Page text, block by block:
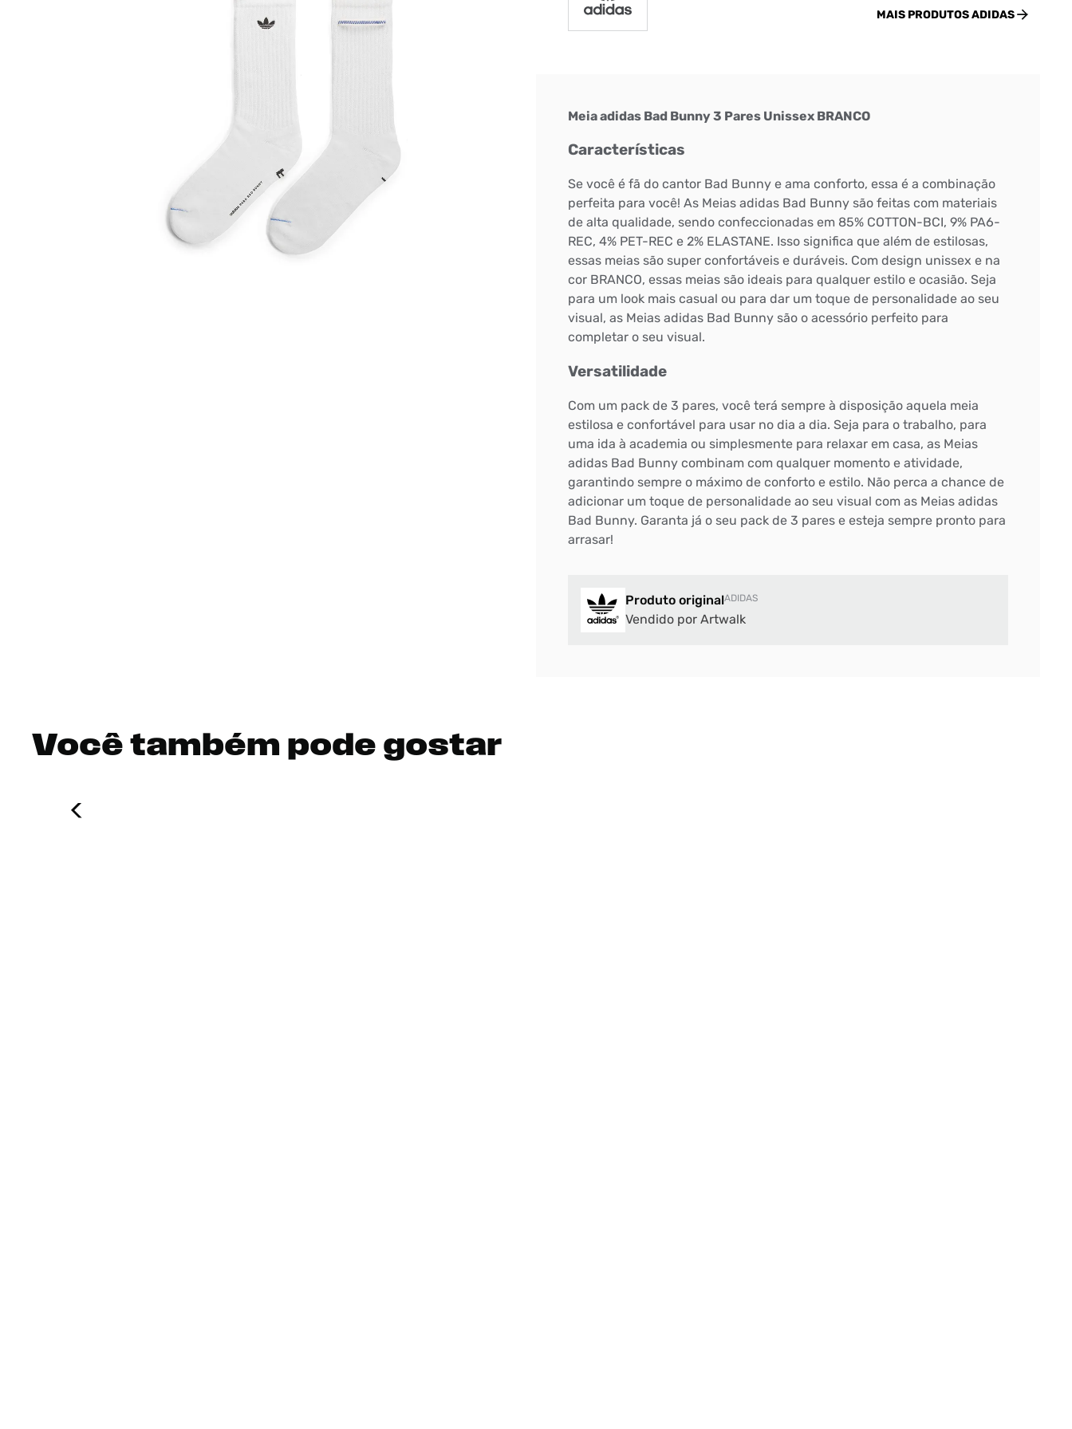
Bem-Vindo à artwalk
Para ter uma melhor experiência de compra, insira seu CEP
e veja a seleção de produtos disponíveis para sua região
BUSCAR
MAIS PRODUTOSADIDAS
Meia adidas Bad Bunny 3 Pares Unissex BRANCO
Características
Se você é fã do cantor Bad Bunny e ama conforto, essa é a combinação
perfeita para você! As Meias adidas Bad Bunny são feitas com materiais
de alta qualidade, sendo confeccionadas em 85% COTTON-BCI, 9% PA6-
REC, 4% PET-REC e 2% ELASTANE. Isso significa que além de estilosas,
essas meias são super confortáveis e duráveis. Com design unissex e na
cor BRANCO, essas meias são ideais para qualquer estilo e ocasião. Seja
para um look mais casual ou para dar um toque de personalidade ao seu
visual, as Meias adidas Bad Bunny são o acessório perfeito para
completar o seu visual.
Versatilidade
Com um pack de 3 pares, você terá sempre à disposição aquela meia
estilosa e confortável para usar no dia a dia. Seja para o trabalho, para
uma ida à academia ou simplesmente para relaxar em casa, as Meias
adidas Bad Bunny combinam com qualquer momento e atividade,
garantindo sempre o máximo de conforto e estilo. Não perca a chance de
adicionar um toque de personalidade ao seu visual com as Meias adidas
Bad Bunny. Garanta já o seu pack de 3 pares e esteja sempre pronto para
arrasar!
Produto originalADIDAS
Vendido por Artwalk
Você também pode gostar